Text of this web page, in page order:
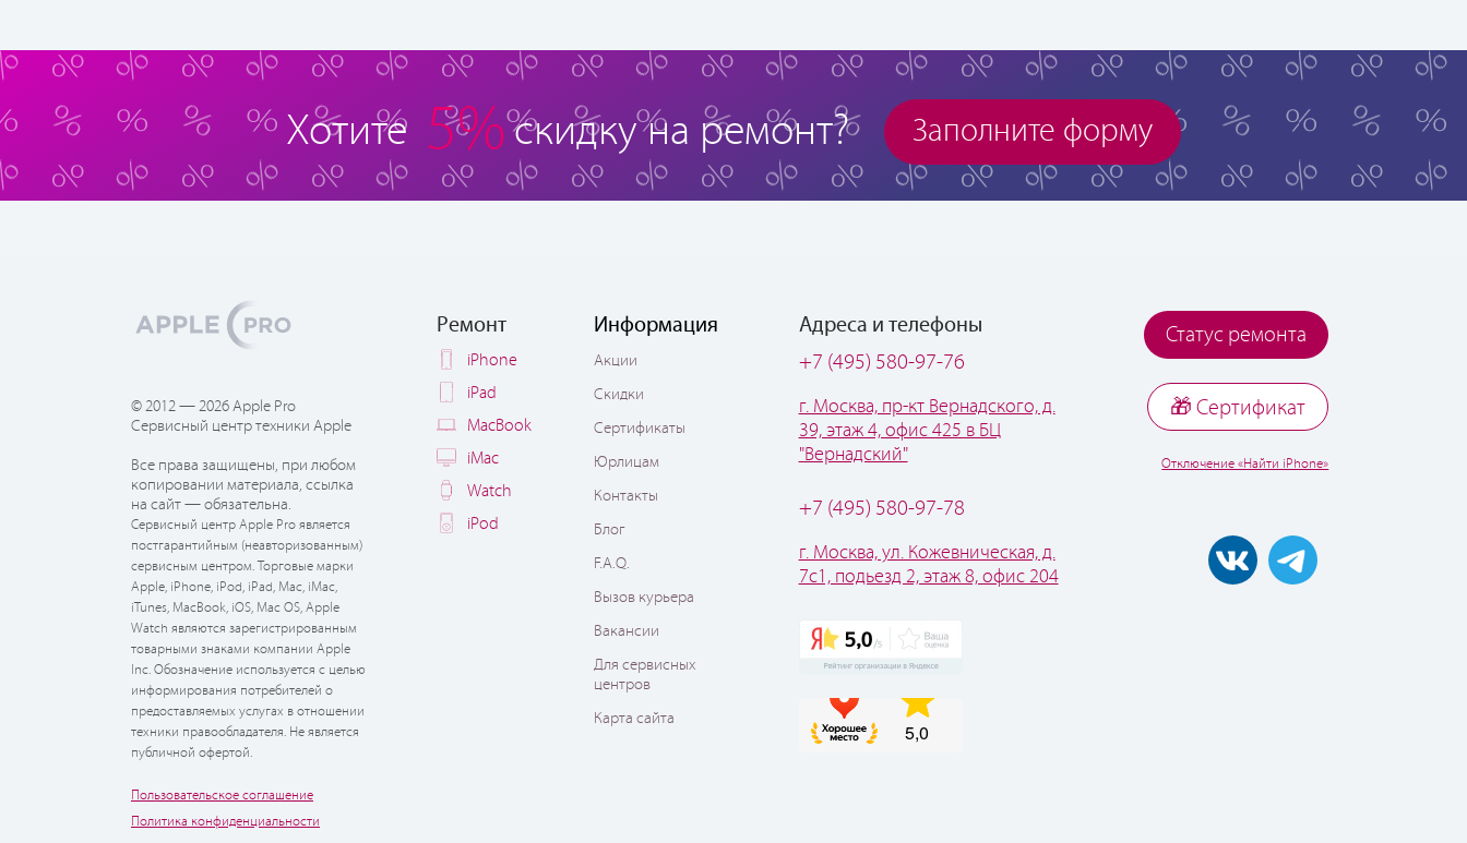
Хотите 5% скидку на ремонт? Заполните форму
© 2012 — 2026 Apple Pro
Сервисный центр техники Apple
Все права защищены, при любом
копировании материала, ссылка
на сайт — обязательна.
Сервисный центр Apple Pro является
постгарантийным (неавторизованным)
сервисным центром. Торговые марки
Apple, iPhone, iPod, iPad, Mac, iMac,
iTunes, MacBook, iOS, Mac OS, Apple
Watch являются зарегистрированным
товарными знаками компании Apple
Inc. Обозначение используется с целью
информирования потребителей о
предоставляемых услугах в отношении
техники правообладателя. Не является
публичной офертой.
Пользовательское соглашение
Политика конфиденциальности
Ремонт
iPhone
iPad
MacBook
iMac
Watch
iPod
Информация
Акции
Скидки
Сертификаты
Юрлицам
Контакты
Блог
F.A.Q.
Вызов курьера
Вакансии
Для сервисных
центров
Карта сайта
Адреса и телефоны
+7 (495) 580-97-76
г. Москва, пр-кт Вернадского, д.
39, этаж 4, офис 425 в БЦ
"Вернадский"
+7 (495) 580-97-78
г. Москва, ул. Кожевническая, д.
7с1, подьезд 2, этаж 8, офис 204
Статус ремонта
🎁 Cертификат
Отключение «Найти iPhone»